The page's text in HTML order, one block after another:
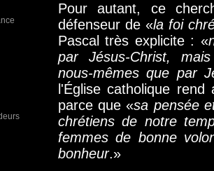
Pour autant, ce
défenseur de «la foi
Pascal très explicite : «
par Jésus-Christ,
nous-mêmes que par
l'Église catholique
parce que «sa pensée
chrétiens de notre
femmes de bonne
bonheur.»